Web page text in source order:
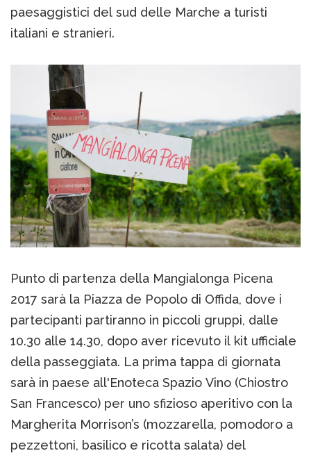
paesaggistici del sud delle Marche a turisti
italiani e stranieri.
Punto di partenza della Mangialonga Picena
2017 sarà la Piazza de Popolo di Offida, dove i
partecipanti partiranno in piccoli gruppi, dalle
10.30 alle 14.30, dopo aver ricevuto il kit ufficiale
della passeggiata. La prima tappa di giornata
sarà in paese all'Enoteca Spazio Vino (Chiostro
San Francesco) per uno sfizioso aperitivo con la
Margherita Morrison’s (mozzarella, pomodoro a
pezzettoni, basilico e ricotta salata) del